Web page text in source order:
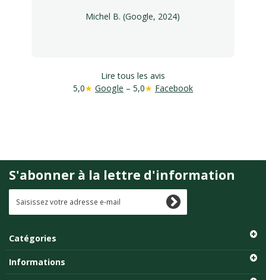
Michel B. (Google, 2024)
Lire tous les avis
5,0★ Google – 5,0★ Facebook
S'abonner à la lettre d'information
Catégories
Informations